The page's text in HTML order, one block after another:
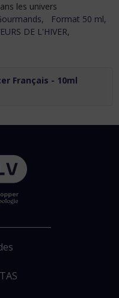
les univers
Format 50 ml,
DE L'HIVER,
Français - 10ml